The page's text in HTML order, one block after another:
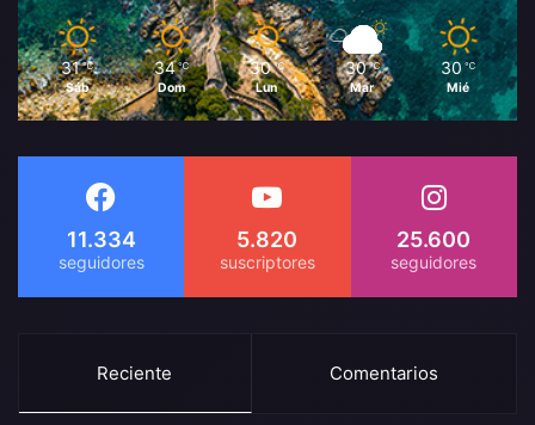
31 ℃
Sáb
34 ℃
Dom
30 ℃
Lun
30 ℃
Mar
30 ℃
Mié
11.334 5.820 25.600
Reciente Comentarios